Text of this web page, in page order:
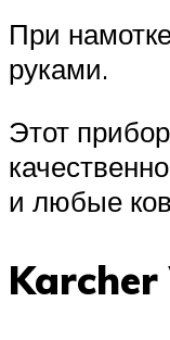
При
руками.
Этот
и любые
Karcher